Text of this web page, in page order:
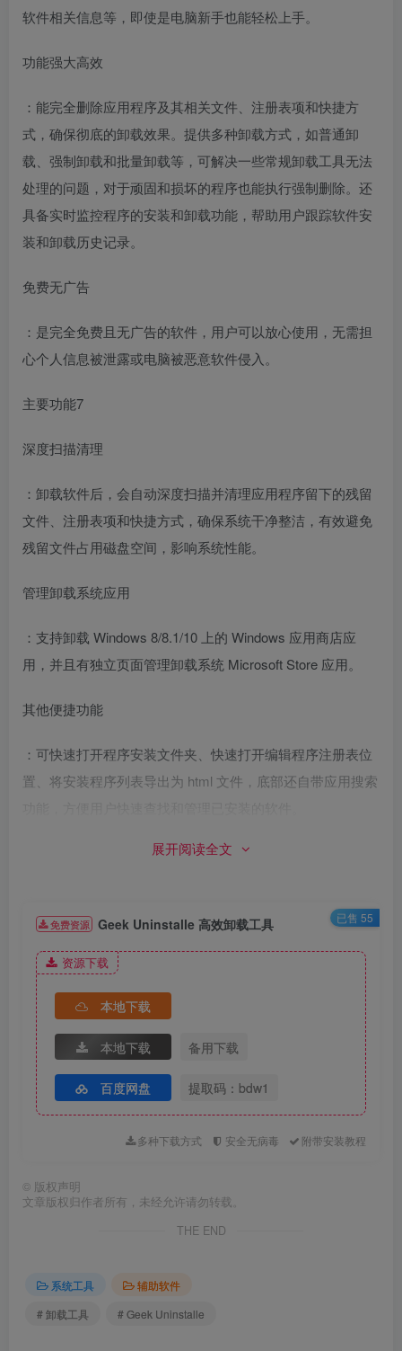
软件相关信息等，即使是电脑新手也能轻松上手。
功能强大高效
：能完全删除应用程序及其相关文件、注册表项和快捷方
式，确保彻底的卸载效果。提供多种卸载方式，如普通卸
载、强制卸载和批量卸载等，可解决一些常规卸载工具无法
处理的问题，对于顽固和损坏的程序也能执行强制删除。还
具备实时监控程序的安装和卸载功能，帮助用户跟踪软件安
装和卸载历史记录。
免费无广告
：是完全免费且无广告的软件，用户可以放心使用，无需担
心个人信息被泄露或电脑被恶意软件侵入。
主要功能7
深度扫描清理
：卸载软件后，会自动深度扫描并清理应用程序留下的残留
文件、注册表项和快捷方式，确保系统干净整洁，有效避免
残留文件占用磁盘空间，影响系统性能。
管理卸载系统应用
：支持卸载 Windows 8/8.1/10 上的 Windows 应用商店应
用，并且有独立页面管理卸载系统 Microsoft Store 应用。
其他便捷功能
：可快速打开程序安装文件夹、快速打开编辑程序注册表位
置、将安装程序列表导出为 html 文件，底部还自带应用搜索
【解压到】③点击【确定】。
（文件无法解压？
展开阅读全文
已售 55
免费资源 Geek Uninstalle 高效卸载工具
资源下载
本地下载
本地下载 备用下载
百度网盘 提取码：bdw1
多种下载方式 安全无病毒 附带安装教程
© 版权声明
文章版权归作者所有，未经允许请勿转载。
THE END
系统工具
辅助软件
# 卸载工具
# Geek Uninstalle